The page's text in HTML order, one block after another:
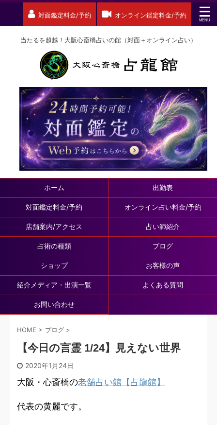
対面鑑定料金/予約 オンライン鑑定料金/予約
当たるを超越！大阪心斎橋占いの館（対面＋オンライン占い）
ホーム 出勤表
対面鑑定料金/予約 オンライン占い料金/予約
店舗案内/アクセス 占い師紹介
占術の種類 ブログ
ショップ お客様の声
紹介メディア・出演一覧 よくある質問
お問い合わせ
HOME > ブログ >
【今日の言霊 1/24】見えない世界
2020年1月24日
大阪・心斎橋の老舗占い館【占龍館】
代表の黄麗です。